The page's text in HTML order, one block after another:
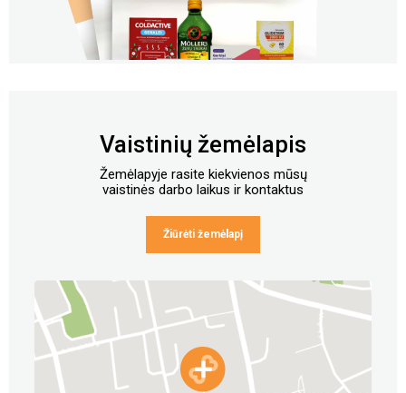
Vaistinių žemėlapis
Žemėlapyje rasite kiekvienos mūsų
vaistinės darbo laikus ir kontaktus
Žiūrėti žemėlapį